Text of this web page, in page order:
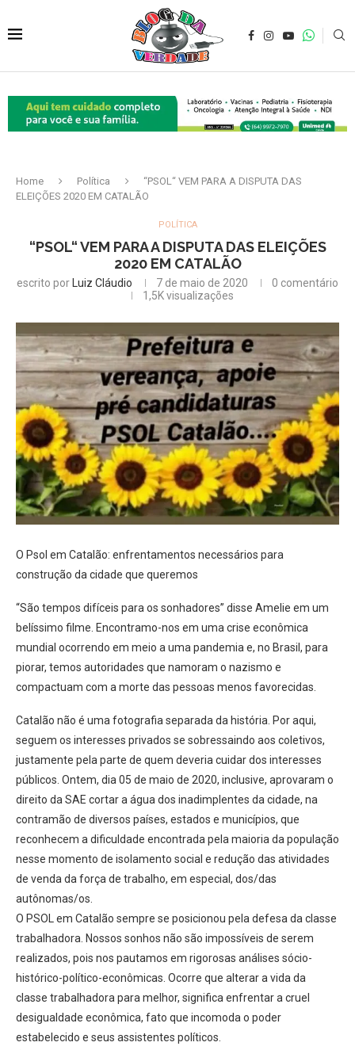
Home Política
“PSOL“ VEM PARA A DISPUTA DAS
ELEIÇÕES 2020 EM CATALÃO
POLÍTICA
“PSOL“ VEM PARA A DISPUTA DAS ELEIÇÕES
2020 EM CATALÃO
escrito por Luiz Cláudio 7 de maio de 2020
0 comentário
1,5Kvisualizações
O Psol em Catalão: enfrentamentos necessários para
construção da cidade que queremos
“São tempos difíceis para os sonhadores” disse Amelie em um
belíssimo filme. Encontramo-nos em uma crise econômica
mundial ocorrendo em meio a uma pandemia e, no Brasil, para
piorar, temos autoridades que namoram o nazismo e
compactuam com a morte das pessoas menos favorecidas.
Catalão não é uma fotografia separada da história. Por aqui,
seguem os interesses privados se sobressaindo aos coletivos,
justamente pela parte de quem deveria cuidar dos interesses
públicos. Ontem, dia 05 de maio de 2020, inclusive, aprovaram o
direito da SAE cortar a água dos inadimplentes da cidade, na
contramão de diversos países, estados e municípios, que
reconhecem a dificuldade encontrada pela maioria da população
nesse momento de isolamento social e redução das atividades
de venda da força de trabalho, em especial, dos/das
autônomas/os.
O PSOL em Catalão sempre se posicionou pela defesa da classe
trabalhadora. Nossos sonhos não são impossíveis de serem
realizados, pois nos pautamos em rigorosas análises sócio-
histórico-político-econômicas. Ocorre que alterar a vida da
classe trabalhadora para melhor, significa enfrentar a cruel
desigualdade econômica, fato que incomoda o poder
estabelecido e seus assistentes políticos.